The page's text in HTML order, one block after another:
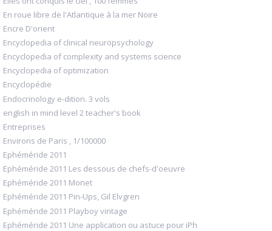
En roue libre de l'Atlantique à la mer Noire
Encre D'orient
Encyclopedia of clinical neuropsychology
Encyclopedia of complexity and systems science
Encyclopedia of optimization
Encyclopédie
Endocrinology e-dition. 3 vols
english in mind level 2 teacher's book
Entreprises
Environs de Paris , 1/100000
Ephéméride 2011
Ephéméride 2011 Les dessous de chefs-d'oeuvre
Ephéméride 2011 Monet
Ephéméride 2011 Pin-Ups, Gil Elvgren
Ephéméride 2011 Playboy vintage
Ephéméride 2011 Une application ou astuce pour iPh